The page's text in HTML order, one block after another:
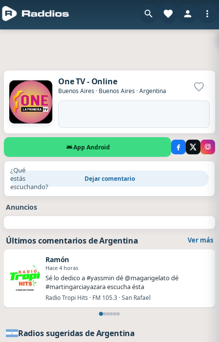
One TV - Online
Buenos Aires · Buenos Aires ·Argentina
App Android
¿Qué
estás
escuchando?
Dejar comentario
Anuncios
Últimos comentarios de Argentina Ver más
Ramón
Hace 4 horas
Sé lo dedico a #yassmin dé @magarigelato dé
#martingarciayazara escucha ésta
Radio Tropi Hits · FM 105.3 · San Rafael
Radios sugeridas de Argentina